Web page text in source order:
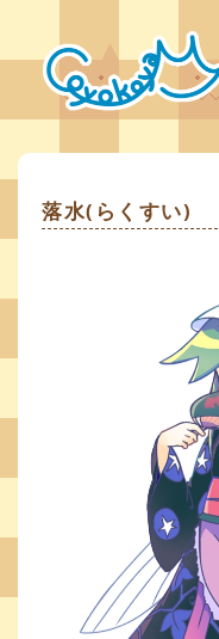
落水(らくすい)